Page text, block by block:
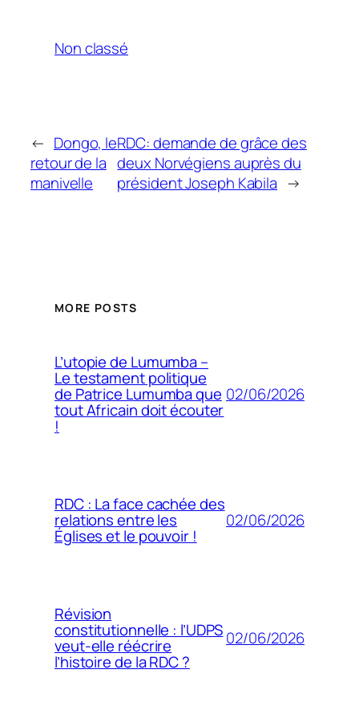
Non classé
← Dongo, le
retour de la
manivelle
RDC: demande de grâce des
deux Norvégiens auprès du
président Joseph Kabila →
MORE POSTS
L’utopie de Lumumba –
Le testament politique
de Patrice Lumumba que
tout Africain doit écouter
!
02/06/2026
RDC : La face cachée des
relations entre les
Églises et le pouvoir !
02/06/2026
Révision
constitutionnelle : l’UDPS
veut-elle réécrire
l’histoire de la RDC ?
02/06/2026